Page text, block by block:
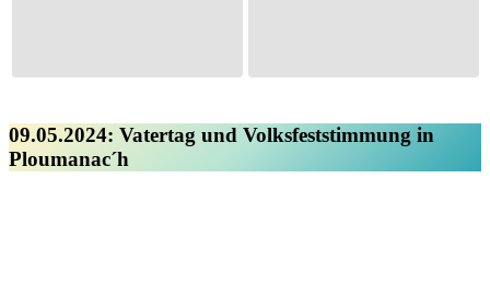
09.05.2024: Vatertag und Volksfeststimmung in
Ploumanac´h